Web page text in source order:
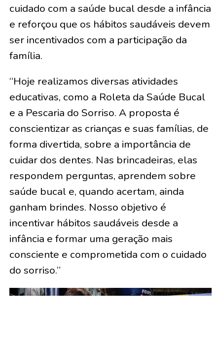
cuidado com a saúde bucal desde a infância
e reforçou que os hábitos saudáveis devem
ser incentivados com a participação da
família.
“Hoje realizamos diversas atividades
educativas, como a Roleta da Saúde Bucal
e a Pescaria do Sorriso. A proposta é
conscientizar as crianças e suas famílias, de
forma divertida, sobre a importância de
cuidar dos dentes. Nas brincadeiras, elas
respondem perguntas, aprendem sobre
saúde bucal e, quando acertam, ainda
ganham brindes. Nosso objetivo é
incentivar hábitos saudáveis desde a
infância e formar uma geração mais
consciente e comprometida com o cuidado
do sorriso.”